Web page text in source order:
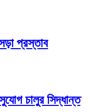
প্রস্তাব
চালুর সিদ্ধান্ত